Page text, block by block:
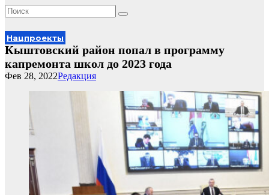
Нацпроекты
Кыштовский район попал в программу
капремонта школ до 2023 года
Редакция
Фев 28, 2022